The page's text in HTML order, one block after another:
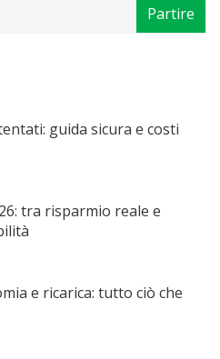
guida sicura e costi
tra risparmio reale e
e ricarica: tutto ciò che